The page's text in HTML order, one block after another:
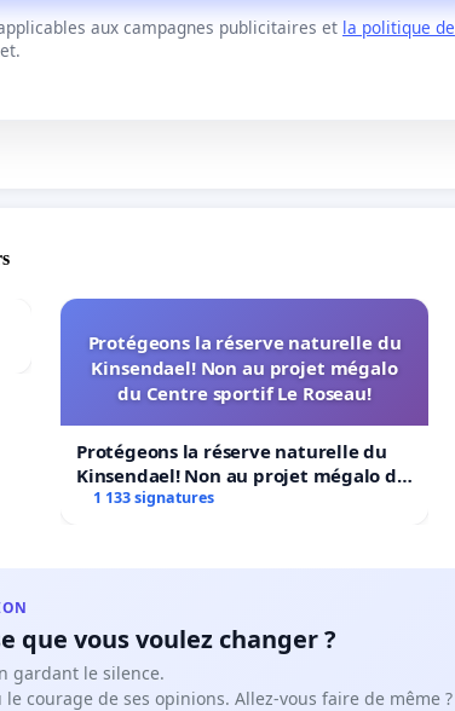
aux campagnes publicitaires et la politique de
Protégeons la réserve naturelle du
Kinsendael! Non au projet mégalo
du Centre sportif Le Roseau!
Protégeons la réserve naturelle du
Kinsendael! Non au projet mégalo du
Centre sportif Le Roseau!
1 133 signatures
que vous voulez changer ?
gardant le silence.
courage de ses opinions. Allez-vous faire de même ?